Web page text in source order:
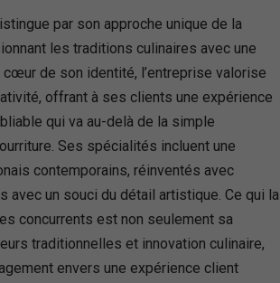
par son approche unique de la
les traditions culinaires avec une
cœur de son identité, l’entreprise valorise
offrant à ses clients une expérience
qui va au-delà de la simple
Ses spécialités incluent une
contemporains, réinventés avec
avec un souci du détail artistique. Ce qui la
concurrents est non seulement sa
traditionnelles et innovation culinaire,
envers une expérience client